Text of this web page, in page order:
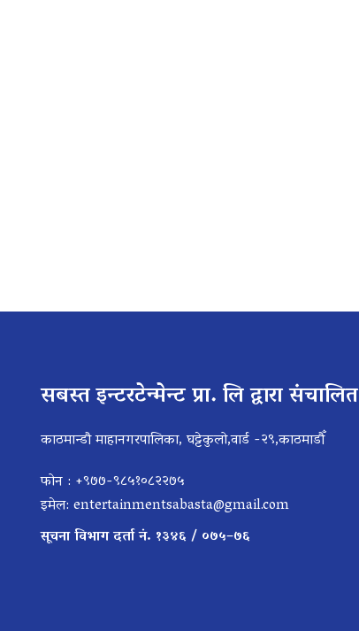
सबस्त इन्टरटेन्मेन्ट प्रा. लि द्वारा संचालित
काठमान्डौ माहानगरपालिका, घट्टेकुलो,वार्ड -२९,काठमाडौँ
फोन : +९७७-९८५१०८२२७५
इमेल: entertainmentsabasta@gmail.com
सूचना विभाग दर्ता नं. १३४६ / ०७५–७६